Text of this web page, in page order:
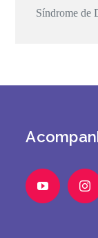
Síndrome de